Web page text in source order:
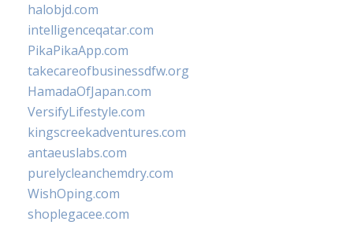
halobjd.com
intelligenceqatar.com
PikaPikaApp.com
takecareofbusinessdfw.org
HamadaOfJapan.com
VersifyLifestyle.com
kingscreekadventures.com
antaeuslabs.com
purelycleanchemdry.com
WishOping.com
shoplegacee.com